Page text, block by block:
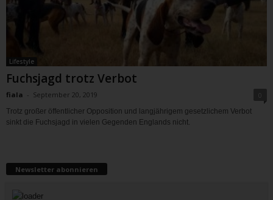
Lifestyle
Fuchsjagd trotz Verbot
fiala - September 20, 2019
Trotz großer öffentlicher Opposition und langjährigem gesetzlichem Verbot
sinkt die Fuchsjagd in vielen Gegenden Englands nicht.
Newsletter abonnieren